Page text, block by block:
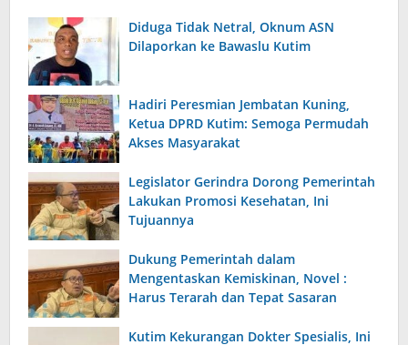
Diduga Tidak Netral, Oknum ASN
Dilaporkan ke Bawaslu Kutim
Hadiri Peresmian Jembatan Kuning,
Ketua DPRD Kutim: Semoga Permudah
Akses Masyarakat
Legislator Gerindra Dorong Pemerintah
Lakukan Promosi Kesehatan, Ini
Tujuannya
Dukung Pemerintah dalam
Mengentaskan Kemiskinan, Novel :
Harus Terarah dan Tepat Sasaran
Kutim Kekurangan Dokter Spesialis, Ini